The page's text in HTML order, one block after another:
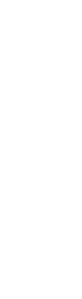
na vyžádání,
Fi, minibar,
ložnice a obývací
přístup na pláž pro
kuchyně
standardem;